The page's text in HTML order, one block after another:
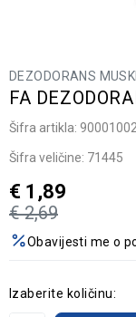
DEZODORANS MUSKI
FA
Šifra artikla:
Šifra veličine: 71445
€ 2,69
€ 1,89
Obavijesti me o
Izaberite količinu: